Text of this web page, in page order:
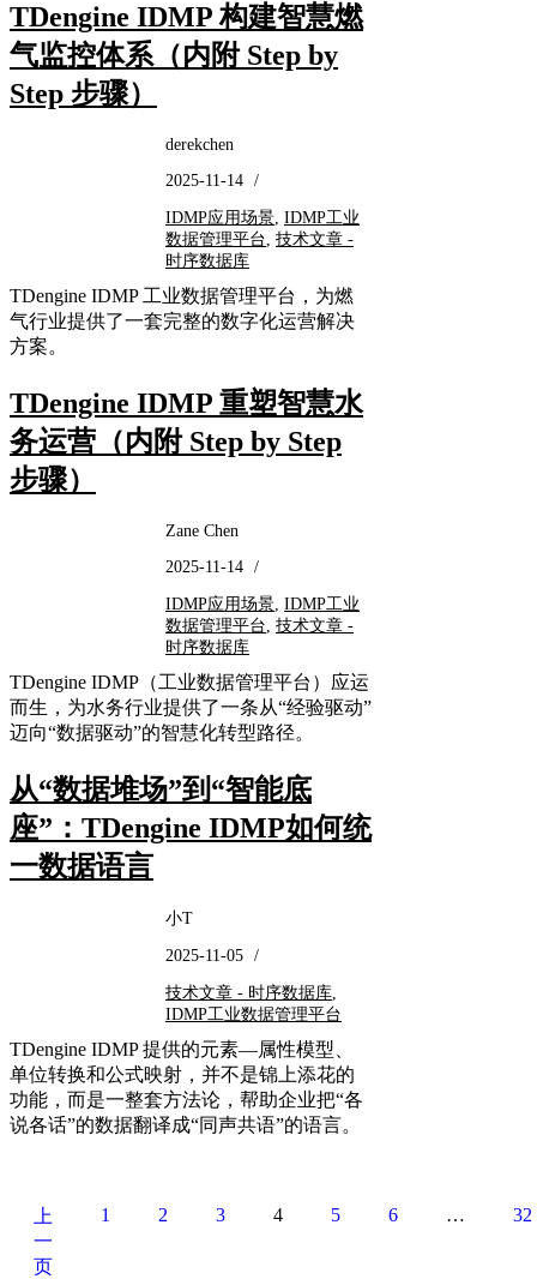
TDengine IDMP 构建智慧燃
气监控体系（内附 Step by
Step 步骤）
derekchen
2025-11-14 /
IDMP应用场景, IDMP工业
数据管理平台, 技术文章 -
时序数据库
TDengine IDMP 工业数据管理平台，为燃
气行业提供了一套完整的数字化运营解决
方案。
TDengine IDMP 重塑智慧水
务运营（内附 Step by Step
步骤）
Zane Chen
2025-11-14 /
IDMP应用场景, IDMP工业
数据管理平台, 技术文章 -
时序数据库
TDengine IDMP（工业数据管理平台）应运
而生，为水务行业提供了一条从“经验驱动”
迈向“数据驱动”的智慧化转型路径。
从“数据堆场”到“智能底
座”：TDengine IDMP如何统
一数据语言
小T
2025-11-05 /
技术文章 - 时序数据库
IDMP工业数据管理平台
TDengine IDMP 提供的元素—属性模型、
单位转换和公式映射，并不是锦上添花的
功能，而是一整套方法论，帮助企业把“各
说各话”的数据翻译成“同声共语”的语言。
上
一
页
1 2 3 4 5 6 … 32